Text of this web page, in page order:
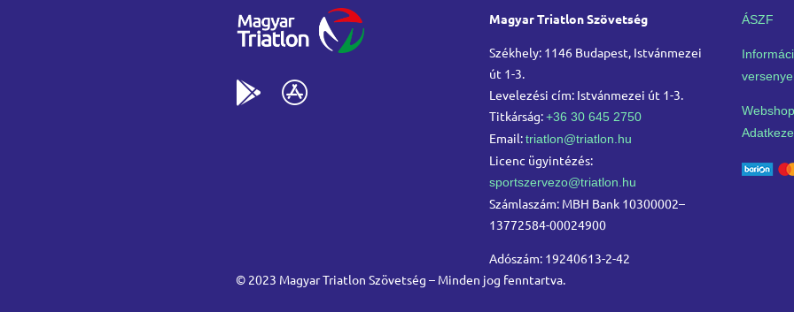
Magyar Triatlon Szövetség
Székhely: 1146 Budapest, Istvánmezei
út 1-3.
Levelezési cím: Istvánmezei út 1-3.
Titkárság:+36 30 645 2750
Email:triatlon@triatlon.hu
Licenc ügyintézés:
sportszervezo@triatlon.hu
Számlaszám: MBH Bank 10300002–
13772584-00024900
Adószám: 19240613-2-42
ÁSZF
© 2023 Magyar Triatlon Szövetség – Minden jog fenntartva.